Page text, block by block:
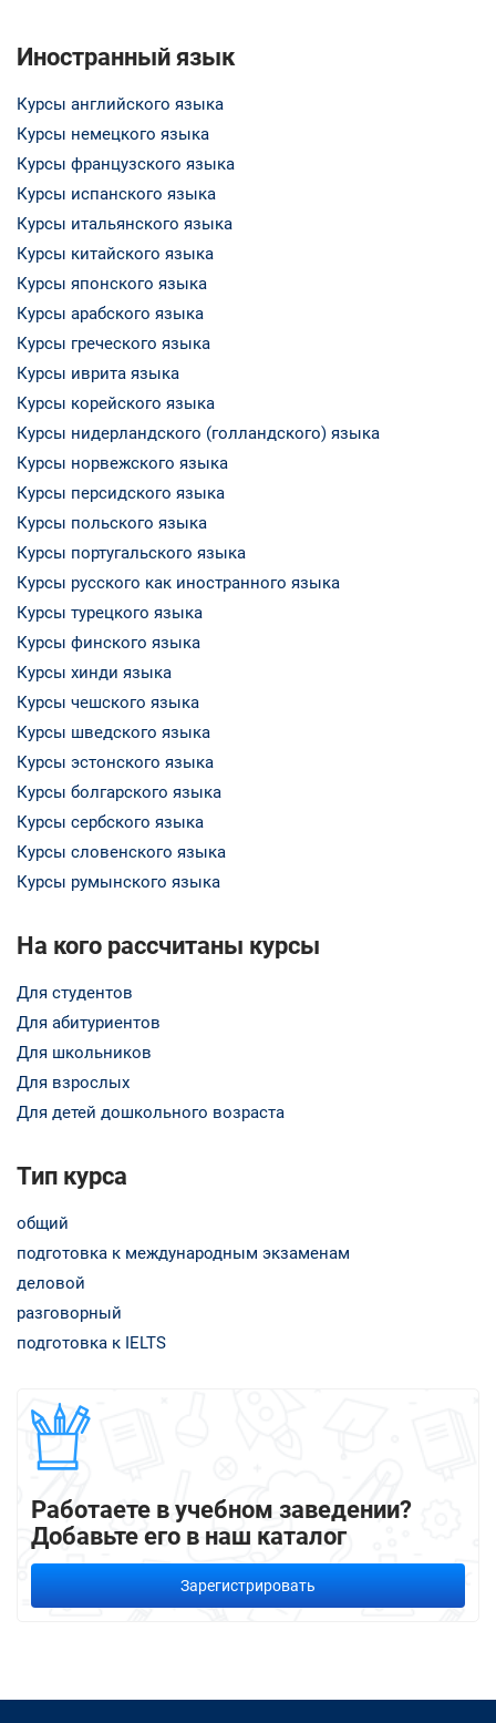
Иностранный язык
Курсы английского языка
Курсы немецкого языка
Курсы французского языка
Курсы испанского языка
Курсы итальянского языка
Курсы китайского языка
Курсы японского языка
Курсы арабского языка
Курсы греческого языка
Курсы иврита языка
Курсы корейского языка
Курсы нидерландского (голландского) языка
Курсы норвежского языка
Курсы персидского языка
Курсы польского языка
Курсы португальского языка
Курсы русского как иностранного языка
Курсы турецкого языка
Курсы финского языка
Курсы хинди языка
Курсы чешского языка
Курсы шведского языка
Курсы эстонского языка
Курсы болгарского языка
Курсы сербского языка
Курсы словенского языка
Курсы румынского языка
На кого рассчитаны курсы
Для студентов
Для абитуриентов
Для школьников
Для взрослых
Для детей дошкольного возраста
Тип курса
общий
подготовка к международным экзаменам
деловой
разговорный
подготовка к IELTS
Работаете в учебном заведении?
Добавьте его в наш каталог
Зарегистрировать